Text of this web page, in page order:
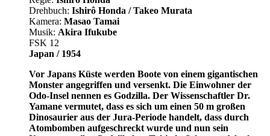
Drehbuch: Ishirô Honda / Takeo Murata
Kamera: Masao Tamai
Musik: Akira Ifukube
FSK 12
Japan / 1954
Vor Japans Küste werden Boote von einem gigantischen
Monster angegriffen und versenkt. Die Einwohner der
Odo-Insel nennen es Godzilla. Der Wissenschaftler Dr.
Yamane vermutet, dass es sich um einen 50 m großen
Dinosaurier aus der Jura-Periode handelt, dass durch
Atombomben aufgeschreckt wurde und nun sein